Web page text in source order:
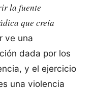
la fuente
que creía
ve una
dada por los
y el ejercicio
una violencia